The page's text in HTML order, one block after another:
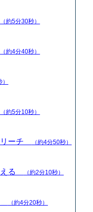
（約5分30秒）
（約4分40秒）
（約5分10秒）
リーチ （約4分50秒）
える （約2分10秒）
（約4分20秒）